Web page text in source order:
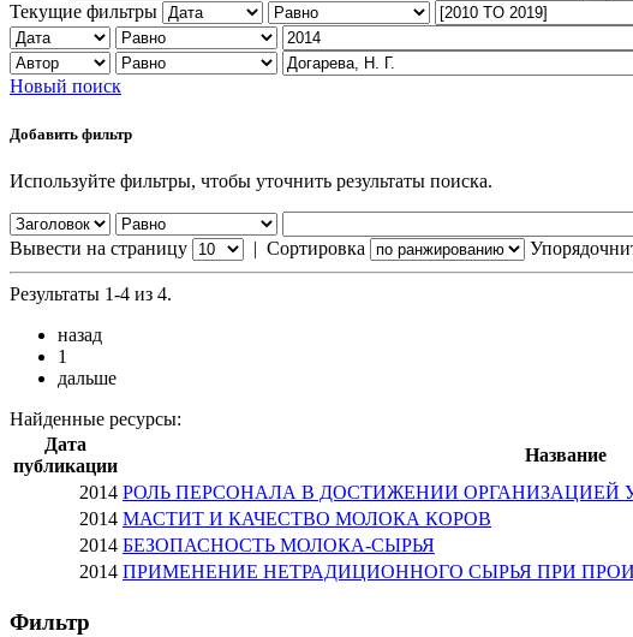
Текущие фильтры
Новый поиск
Добавить фильтр
Используйте фильтры, чтобы уточнить результаты поиска.
Вывести на страницу | Сортировка
Результаты 1-4 из 4.
назад
1
дальше
Найденные ресурсы:
Дата
публикации
Название
2014 РОЛЬ ПЕРСОНАЛА В ДОСТИЖЕНИИ ОРГАНИЗАЦИЕЙ
2014 МАСТИТ И КАЧЕСТВО МОЛОКА КОРОВ
2014 БЕЗОПАСНОСТЬ МОЛОКА-СЫРЬЯ
2014 ПРИМЕНЕНИЕ НЕТРАДИЦИОННОГО СЫРЬЯ ПРИ
Фильтр